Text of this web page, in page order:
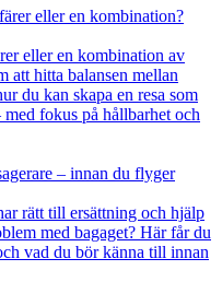
eller en kombination?
eller en kombination av
att hitta balansen mellan
du kan skapa en resa som
fokus på hållbarhet och
– innan du flyger
rätt till ersättning och hjälp
med bagaget? Här får du
vad du bör känna till innan